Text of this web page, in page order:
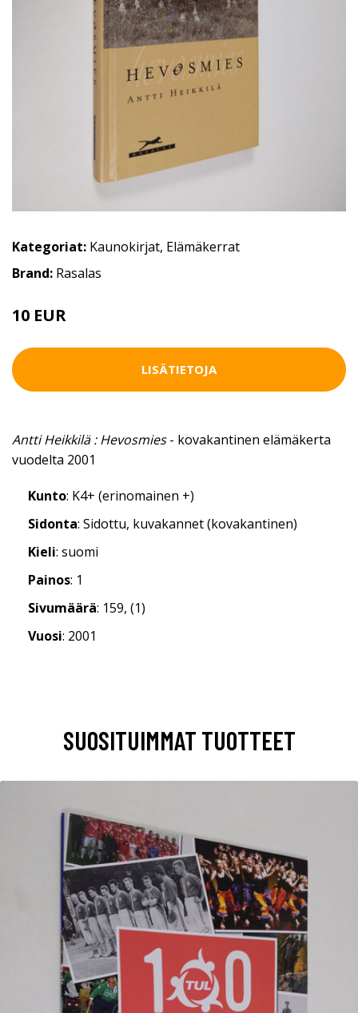
Kategoriat: Kaunokirjat, Elämäkerrat
Brand: Rasalas
10 EUR
LISÄTIETOJA
Antti Heikkilä : Hevosmies- kovakantinen elämäkerta
vuodelta 2001
Kunto: K4+ (erinomainen +)
Sidonta: Sidottu, kuvakannet (kovakantinen)
Kieli: suomi
Painos: 1
Sivumäärä: 159, (1)
Vuosi: 2001
SUOSITUIMMAT TUOTTEET